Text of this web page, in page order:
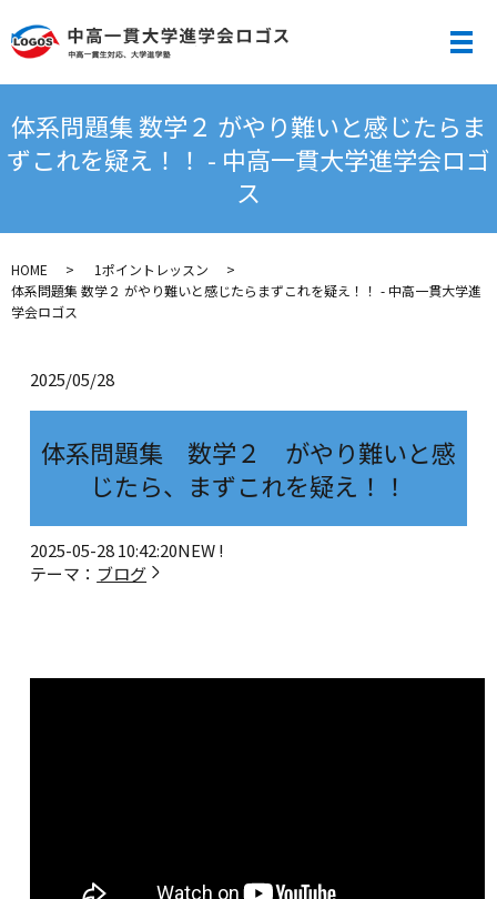
メ
体系問題集 数学２ がやり難いと感じたらま
ずこれを疑え！！ - 中高一貫大学進学会ロゴ
ス
HOME
1ポイントレッスン
体系問題集 数学２ がやり難いと感じたらまずこれを疑え！！ - 中高一貫大学進
学会ロゴス
2025/05/28
体系問題集 数学２ がやり難いと感
じたら、まずこれを疑え！！
2025-05-28 10:42:20NEW !
テーマ： ブログ